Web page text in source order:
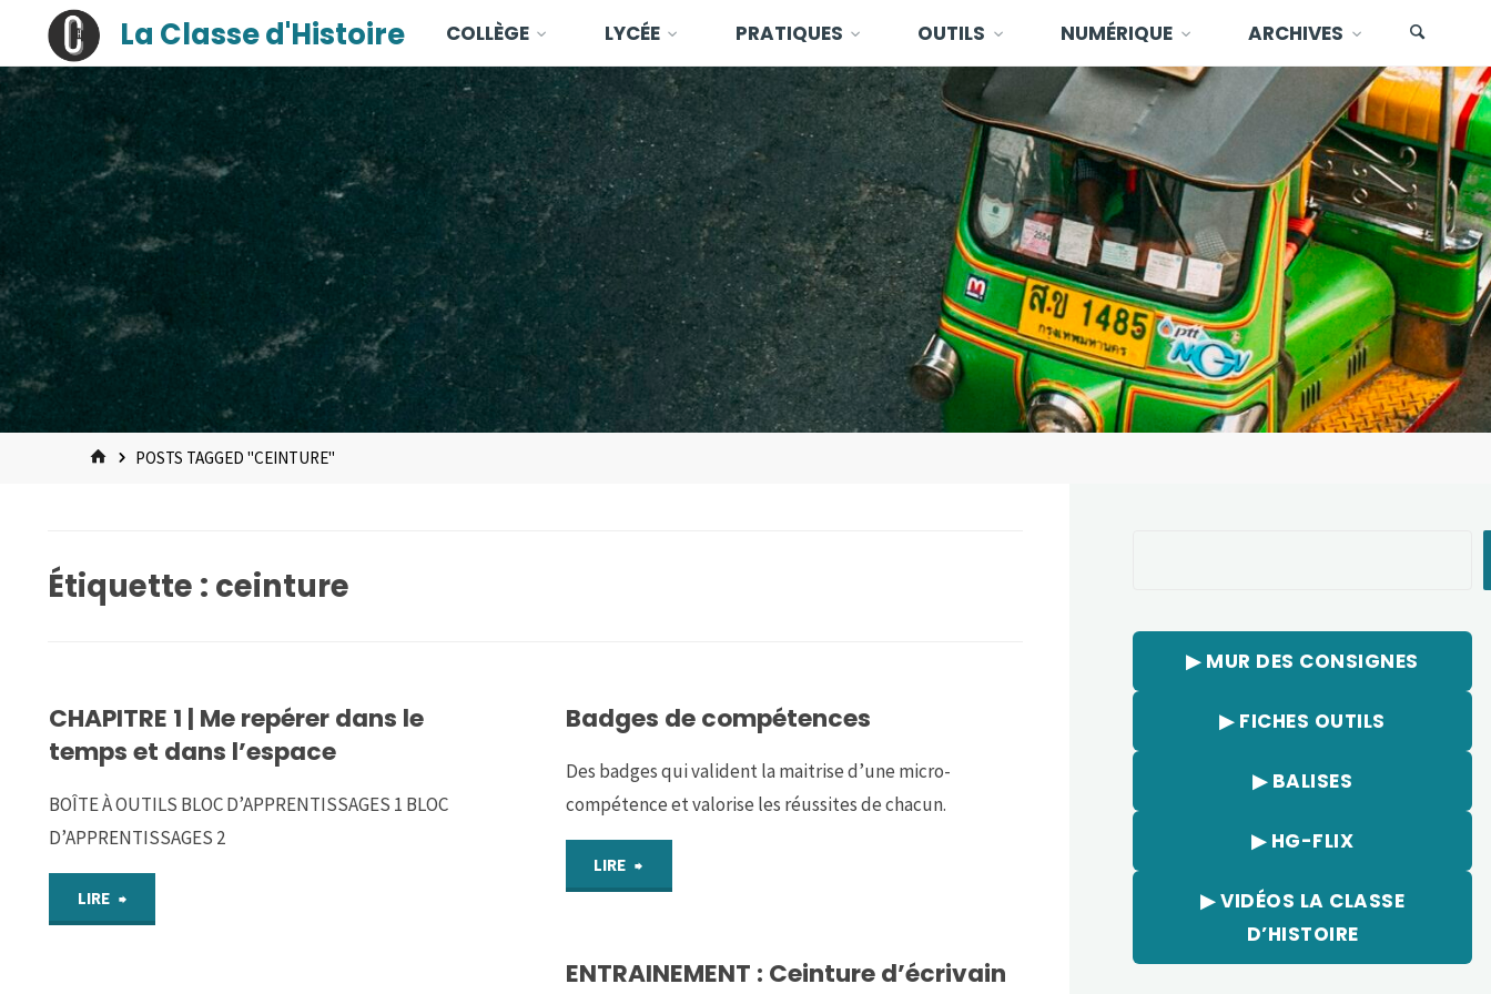
content
principal
La Classe d'Histoire COLLÈGE LYCÉE PRATIQUES OUTILS NUMÉRIQUE ARCHIVES
HOMEPOSTS TAGGED "CEINTURE"
Étiquette : ceinture
CHAPITRE 1 | Me repérer dans le
temps et dans l’espace
BOÎTE À OUTILS BLOC D’APPRENTISSAGES 1 BLOC
D’APPRENTISSAGES 2
LIRE "CHAPITRE
Badges de compétences
Des badges qui valident la maitrise d’une micro-
compétence et valorise les réussites de chacun.
LIRE
compétences"
ENTRAINEMENT : Ceinture d’écrivain
▶︎ MUR DES CONSIGNES
▶︎ FICHES OUTILS
▶︎ BALISES
▶︎ HG-FLIX
▶︎ VIDÉOS LA CLASSE
D’HISTOIRE